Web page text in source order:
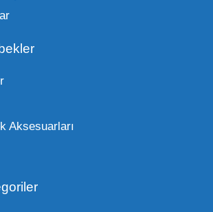
ergenliğe kadar geniş
yaparken, piyasadaki en son
geleneksel oyun setlerine kadar
portföyümüzde bulabilirsiniz.
toptan oyuncak satış ve alımı
Aksesuarları